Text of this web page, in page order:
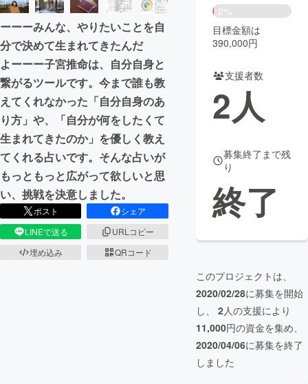
まちづくり・地域活性化
CAMPFIRE for Social Good
CAMPFIRE Creation
CAMPFIREふるさと納税machi-ya コミュニティ
ーーーみんな、やりたいことを自
分で決めて生まれてきたんだ
よーーー子宮推命は、自分自身と
繋がるツールです。今まで誰も教
えてくれなかった「自分自身のあ
り方」や、「自分が何をしたくて
生まれてきたのか」を優しく教え
てくれる占いです。そんな占いが
もっともっと広がって欲しいと思
い、挑戦を決意しました。
ポスト
シェア
LINEで送る
URLコピー
埋め込み
QRコード
2%
目標金額は
390,000円
支援者数
2人
募集終了まで残
り
終了
このプロジェクトは、
2020/02/28に募集を開始
し、 2人の支援により
11,000円の資金を集め、
2020/04/06に募集を終了
しました